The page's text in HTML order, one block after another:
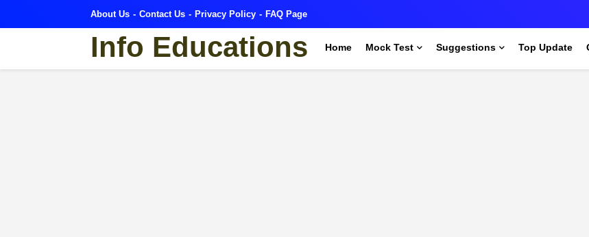
About Us Contact Us Privacy Policy FAQ Page
Info Educations Home Mock Test Suggestions Top Update